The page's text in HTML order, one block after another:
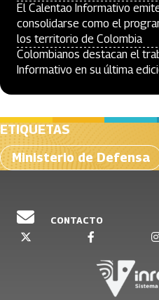
El Calentao Informativo
consolidarse como el
los territorio de Colombia
Colombianos destacan el
Informativo en su última
ETIQUETAS
Ministerio de Defensa
CONTACTO